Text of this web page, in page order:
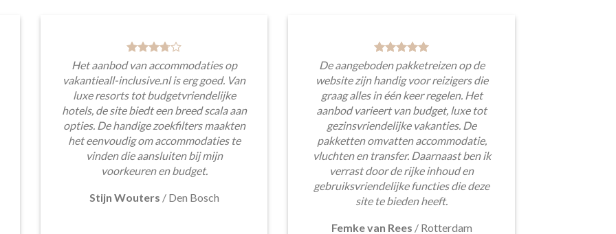
Het aanbod van accommodaties op
vakantieall-inclusive.nl is erg goed. Van
luxe resorts tot budgetvriendelijke
hotels, de site biedt een breed scala aan
opties. De handige zoekfilters maakten
het eenvoudig om accommodaties te
vinden die aansluiten bij mijn
voorkeuren en budget.
Stijn Wouters / Den Bosch
De aangeboden pakketreizen op de
website zijn handig voor reizigers die
graag alles in één keer regelen. Het
aanbod varieert van budget, luxe tot
gezinsvriendelijke vakanties. De
pakketten omvatten accommodatie,
vluchten en transfer. Daarnaast ben ik
verrast door de rijke inhoud en
gebruiksvriendelijke functies die deze
site te bieden heeft.
Femke van Rees / Rotterdam